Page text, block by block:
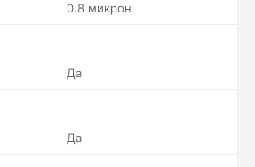
0.8 микрон
Да
Да